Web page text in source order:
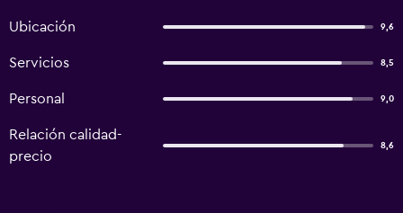
Ubicación 9,6
Servicios 8,5
Personal 9,0
Relación calidad-
precio
8,6